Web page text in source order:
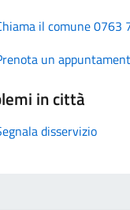
il comune 0763
un
in città
disservizio